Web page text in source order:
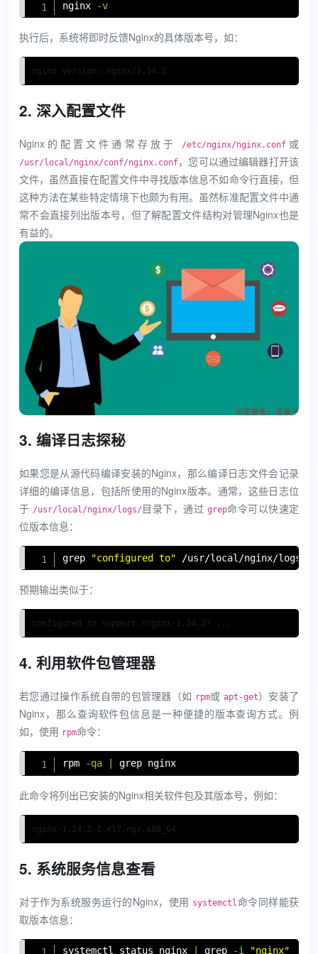
nginx -v
执行后，系统将即时反馈Nginx的具体版本号，如：
nginx version: nginx/1.14.2
2. 深入配置文件
Nginx的配置文件通常存放于 /etc/nginx/nginx.conf或
/usr/local/nginx/conf/nginx.conf，您可以通过编辑器打开该
文件，虽然直接在配置文件中寻找版本信息不如命令行直接，但
这种方法在某些特定情境下也颇为有用。虽然标准配置文件中通
常不会直接列出版本号，但了解配置文件结构对管理Nginx也是
有益的。
3. 编译日志探秘
如果您是从源代码编译安装的Nginx，那么编译日志文件会记录
详细的编译信息，包括所使用的Nginx版本。通常，这些日志位
于 /usr/local/nginx/logs/目录下，通过 grep命令可以快速定
位版本信息：
grep "configured to" /usr/local/nginx/logs/
Copy
预期输出类似于：
configured to support.*nginx-1.14.2* ...
4. 利用软件包管理器
若您通过操作系统自带的包管理器（如 rpm或 apt-get）安装了
Nginx，那么查询软件包信息是一种便捷的版本查询方式。例
如，使用 rpm命令：
rpm -qa grep nginx
此命令将列出已安装的Nginx相关软件包及其版本号，例如：
nginx-1.14.2-1.el7.ngx.x86_64
5. 系统服务信息查看
对于作为系统服务运行的Nginx，使用 systemctl 命令同样能获
取版本信息：
systemctl status nginx grep -i "nginx"
Copy